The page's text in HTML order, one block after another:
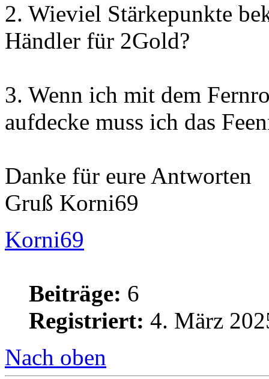
2. Wieviel Stärkepunkte
Händler für 2Gold?
3. Wenn ich mit dem
aufdecke muss ich das
Danke für eure Antworten
Gruß Korni69
Korni69
Beiträge: 6
Registriert: 4. März
Nach oben